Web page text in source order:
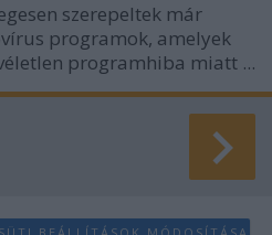
szerepeltek már
programok, amelyek
programhiba miatt ...